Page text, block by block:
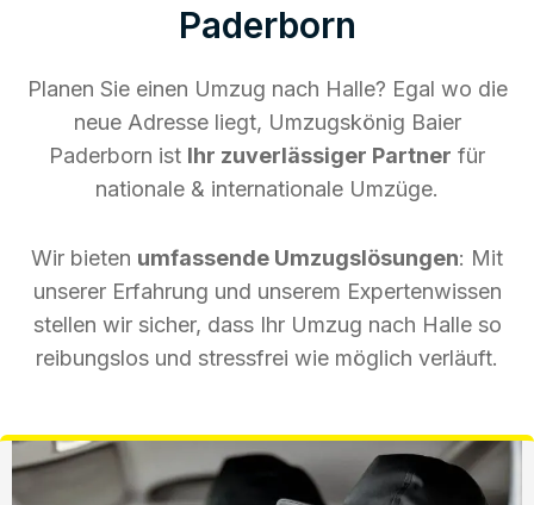
Paderborn
Planen Sie einen Umzug nach Halle? Egal wo die
neue Adresse liegt, Umzugskönig Baier
Paderborn ist Ihr zuverlässiger Partner für
nationale & internationale Umzüge.
Wir bieten umfassende Umzugslösungen: Mit
unserer Erfahrung und unserem Expertenwissen
stellen wir sicher, dass Ihr Umzug nach Halle so
reibungslos und stressfrei wie möglich verläuft.